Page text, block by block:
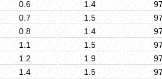
0.6 1.4
0.7 1.5
0.8 1.4
1.1 1.5
1.2 1.9
1.4 1.5